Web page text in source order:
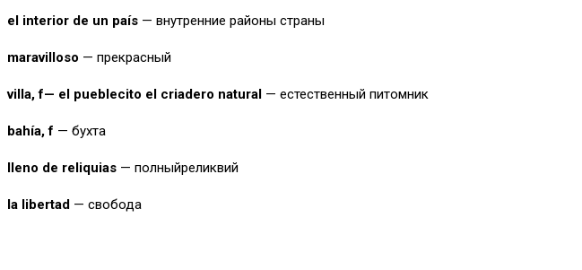
el interior de un país — внутренние районы страны
maravilloso — прекрасный
villa, f— el pueblecito el criadero natural — естественный питомник
bahía, f — бухта
lleno de reliquias — полныйреликвий
la libertad — свобода